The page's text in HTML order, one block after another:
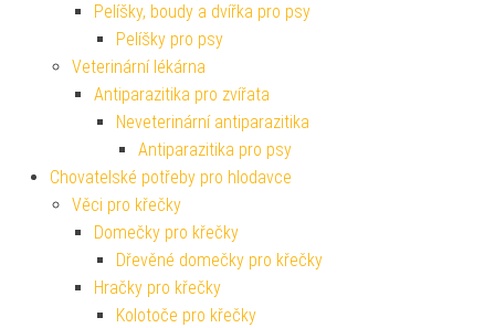
Pelíšky, boudy a dvířka pro psy
Pelíšky pro psy
Veterinární lékárna
Antiparazitika pro zvířata
Neveterinární antiparazitika
Antiparazitika pro psy
Chovatelské potřeby pro hlodavce
Věci pro křečky
Domečky pro křečky
Dřevěné domečky pro křečky
Hračky pro křečky
Kolotoče pro křečky